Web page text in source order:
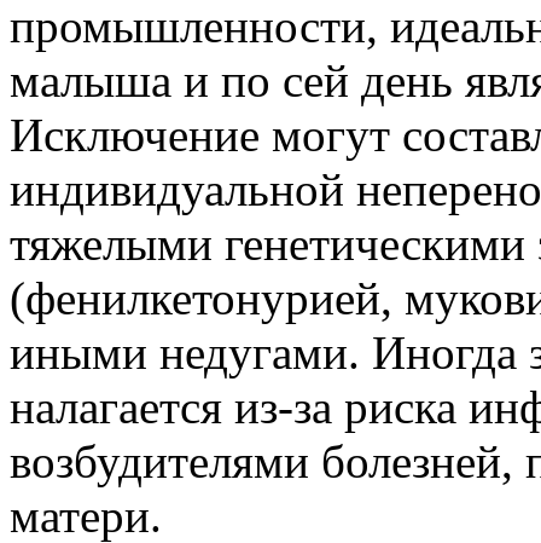
промышленности,
малыша и по сей день
Исключение могут
индивидуальной
тяжелыми генетическими
(фенилкетонурией,
иными недугами. Иногда
налагается из-за риска
возбудителями
матери.